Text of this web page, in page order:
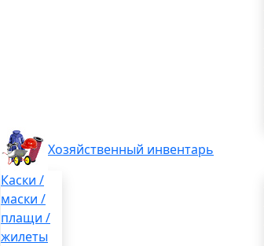
Хозяйственный инвентарь
Каски /
маски /
плащи /
жилеты